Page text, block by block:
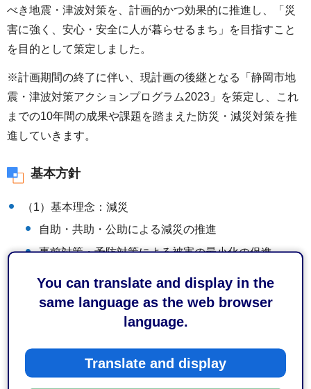
You can translate and display in the
same language as the web browser
language.
Translate and display
べき地震・津波対策を、計画的かつ効果的に推進し、「災
害に強く、安心・安全に人が暮らせるまち」を目指すこと
を目的として策定しました。
※計画期間の終了に伴い、現計画の後継となる「静岡市地
震・津波対策アクションプログラム2023」を策定し、これ
までの10年間の成果や課題を踏まえた防災・減災対策を推
進していきます。
基本方針
（1）基本理念：減災
自助・共助・公助による減災の推進
事前対策・予防対策による被害の最小化の促進
地域の総力を結集＝災害に強いまち
（2）基本目標
地震・津波から命を守る→まず、一人でも多くの市
被災後の市民生活を守る→次に、被災後の不自由な
事態から、生活を守る